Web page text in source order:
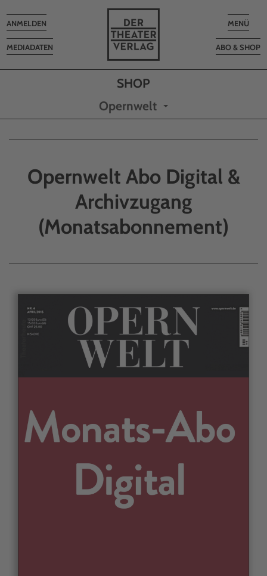
Toggle
MENÜ
ABO & SHOP
MEDIADATEN
Toggle
navigation
ANMELDEN
Opernwelt
Opernwelt Abo Digital &
Archivzugang
(Monatsabonnement)